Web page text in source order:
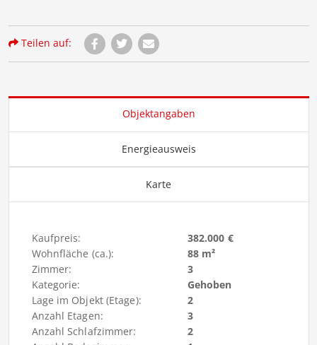
Teilen auf:
Objektangaben
Energieausweis
Karte
Kaufpreis:
382.000 €
Wohnfläche (ca.):
88 m²
Zimmer:
3
Kategorie:
Gehoben
Lage im Objekt (Etage):
2
Anzahl Etagen:
3
Anzahl Schlafzimmer:
2